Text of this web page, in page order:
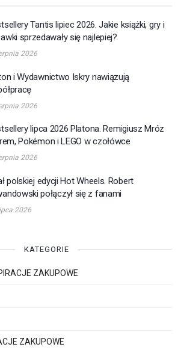
Tantis lipiec 2026. Jakie książki, gry i
sprzedawały się najlepiej?
2026
i Wydawnictwo Iskry nawiązują
2026
lipca 2026 Platona. Remigiusz Mróz
Pokémon i LEGO w czołówce
2026
polskiej edycji Hot Wheels. Robert
połączył się z fanami
2026
KATEGORIE
ZAKUPOWE
ZAKUPOWE